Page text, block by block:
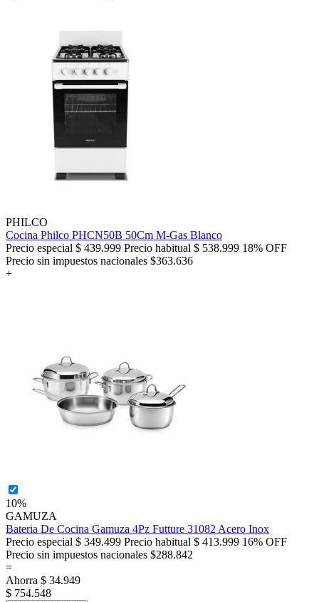
PHILCO
Cocina Philco PHCN50B 50Cm M-Gas Blanco
Precio especial $ 439.999 Precio habitual $ 538.999 18% OFF
Precio sin impuestos nacionales $363.636
+
10%
GAMUZA
Bateria De Cocina Gamuza 4Pz Futture 31082 Acero Inox
Precio especial $ 349.499 Precio habitual $ 413.999 16% OFF
Precio sin impuestos nacionales $288.842
=
Ahorra $ 34.949
$ 754.548